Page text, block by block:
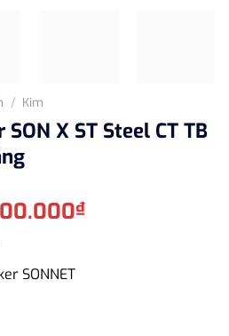
/ Kim
X ST Steel CT TB
₫Giá
SONNET